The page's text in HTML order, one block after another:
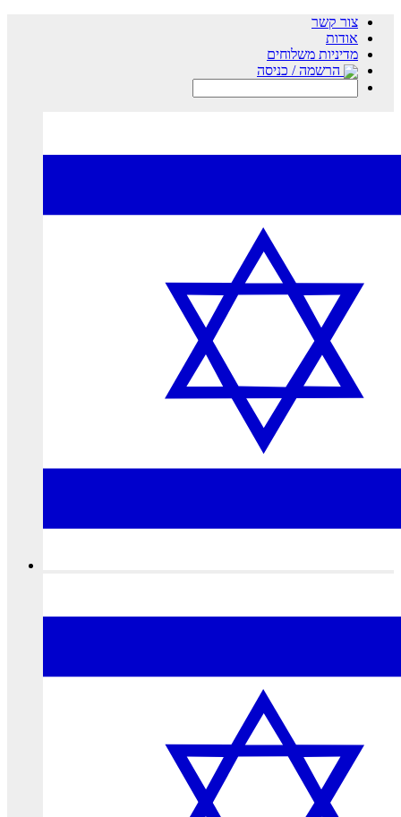
צור קשר
אודות
מדיניות משלוחים
הרשמה / כניסה